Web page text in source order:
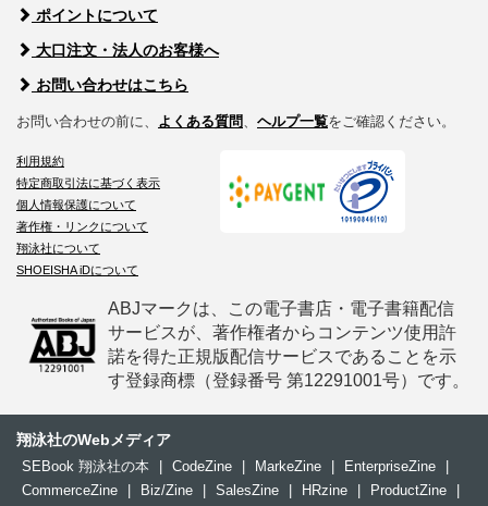
ポイントについて
大口注文・法人のお客様へ
お問い合わせはこちら
お問い合わせの前に、 よくある質問、 ヘルプ一覧をご確認ください。
利用規約
特定商取引法に基づく表示
個人情報保護について
著作権・リンクについて
翔泳社について
SHOEISHA iDについて
ABJマークは、この電子書店・電子書籍配信
サービスが、著作権者からコンテンツ使用許
諾を得た正規版配信サービスであることを示
す登録商標（登録番号 第12291001号）です。
翔泳社のWebメディア
SEBook 翔泳社の本 CodeZine MarkeZine EnterpriseZine
CommerceZine
Biz/Zine SalesZine HRzine ProductZine